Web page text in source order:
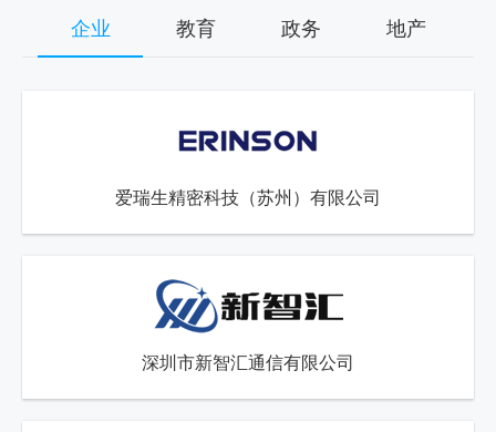
企业 教育 政务 地产
爱瑞生精密科技（苏州）有限公司
深圳市新智汇通信有限公司